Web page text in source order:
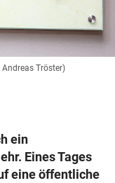
Andreas Tröster)
ein
Eines Tages
eine öffentliche